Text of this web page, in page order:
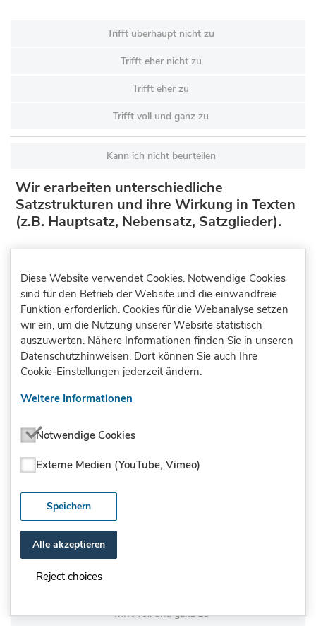
Trifft überhaupt nicht zu
Trifft eher nicht zu
Trifft eher zu
Trifft voll und ganz zu
Kann ich nicht beurteilen
Wir erarbeiten unterschiedliche
Satzstrukturen und ihre Wirkung in Texten
(z.B. Hauptsatz, Nebensatz, Satzglieder).
Trifft eher nicht zu
Trifft eher zu
Trifft voll und ganz zu
stilistischen Mitteln in Texten (z.B. die
Verwendung des Konjunktivs oder eines
bestimmten Satzbaus oder bestimmter
Trifft überhaupt nicht zu
Trifft voll und ganz zu
Diese Website verwendet Cookies. Notwendige Cookies
sind für den Betrieb der Website und die einwandfreie
Funktion erforderlich. Cookies für die Webanalyse setzen
wir ein, um die Nutzung unserer Website statistisch
auszuwerten. Nähere Informationen finden Sie in unseren
Datenschutzhinweisen. Dort können Sie auch Ihre
Cookie-Einstellungen jederzeit ändern.
Weitere Informationen
Notwendige Cookies
Externe Medien (YouTube, Vimeo)
Speichern
Alle akzeptieren
Reject choices